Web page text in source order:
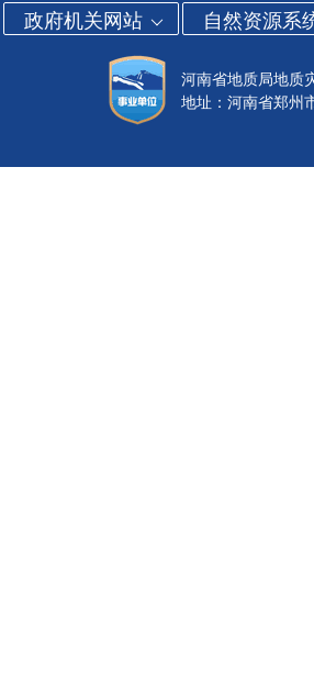
政府机关网站 自然资源系
河南省地质局地
地址：河南省郑州